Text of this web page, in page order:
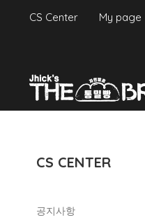
CS Center My page
CS CENTER
공지사항